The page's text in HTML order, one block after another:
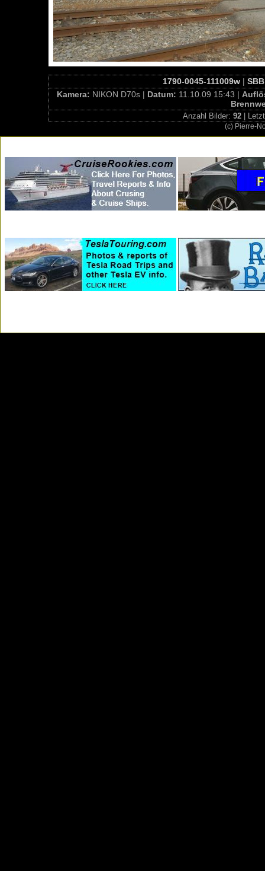
1790-0045-111009w |
Kamera: NIKON D70s | Datum: 11.10.09 15:43 |
Anzahl Bilder: 92 |
(c) Pierre-